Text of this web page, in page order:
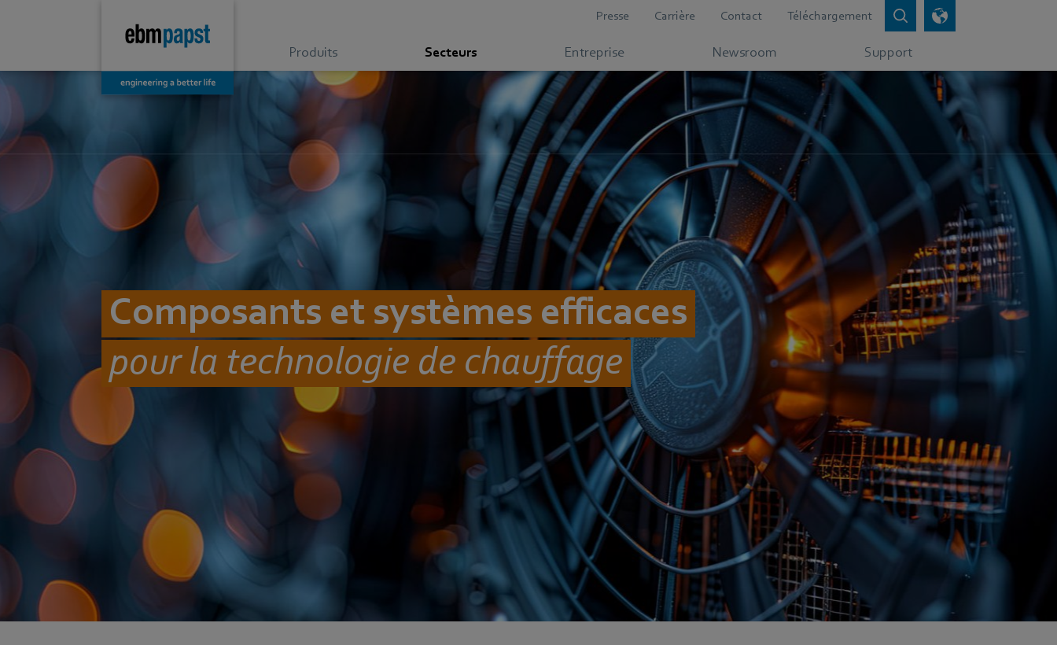
Presse Carrière Contact Téléchargement
Produits Secteurs Entreprise Newsroom Support
Composants et systèmes efficaces
pour la technologie de chauffage